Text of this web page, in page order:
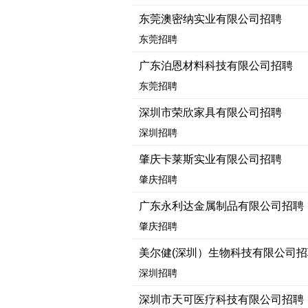
东莞澳密纳实业有限公司招聘
东莞招聘
广东泊恩材料科技有限公司招聘
东莞招聘
深圳市荣欣家具有限公司招聘
深圳招聘
肇庆卡莱斯实业有限公司招聘
肇庆招聘
广东永利达金属制品有限公司招聘
肇庆招聘
美尔健(深圳）生物科技有限公司
深圳招聘
深圳市天可医疗科技有限公司招聘